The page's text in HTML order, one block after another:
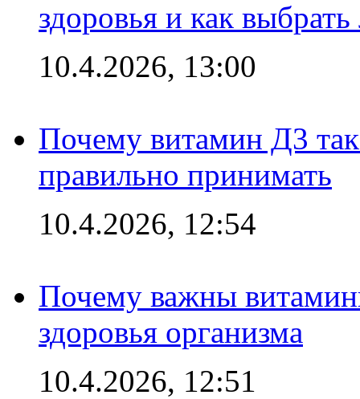
здоровья и как
10.4.2026, 13:00
Почему витамин Д3 так
правильно принимать
10.4.2026, 12:54
Почему важны
здоровья организма
10.4.2026, 12:51